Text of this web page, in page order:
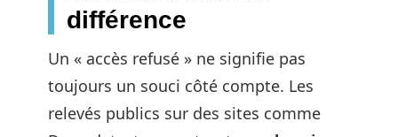
différence
Un « accès refusé » ne signifie pas
toujours un souci côté compte. Les
relevés publics sur des sites comme